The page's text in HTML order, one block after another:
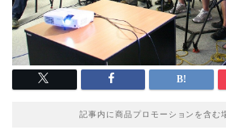
記事内に商品プロモーションを含む